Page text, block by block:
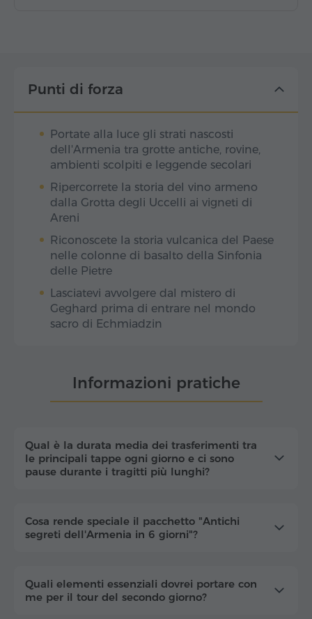
Punti di forza
Portate alla luce gli strati nascosti
dell'Armenia tra grotte antiche, rovine,
ambienti scolpiti e leggende secolari
Ripercorrete la storia del vino armeno
dalla Grotta degli Uccelli ai vigneti di
Areni
Riconoscete la storia vulcanica del Paese
nelle colonne di basalto della Sinfonia
delle Pietre
Lasciatevi avvolgere dal mistero di
Geghard prima di entrare nel mondo
sacro di Echmiadzin
Informazioni pratiche
Qual è la durata media dei trasferimenti tra
le principali tappe ogni giorno e ci sono
pause durante i tragitti più lunghi?
Cosa rende speciale il pacchetto "Antichi
segreti dell'Armenia in 6 giorni"?
Quali elementi essenziali dovrei portare con
me per il tour del secondo giorno?